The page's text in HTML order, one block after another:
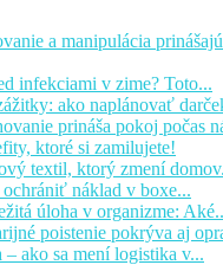
a manipulácia
infekciami v zime? Toto...
ako naplánovať
prináša pokoj počas
ktoré si zamilujete!
textil, ktorý zmení
náklad v boxe...
úloha v organizme:
poistenie pokrýva aj
ako sa mení logistika v...